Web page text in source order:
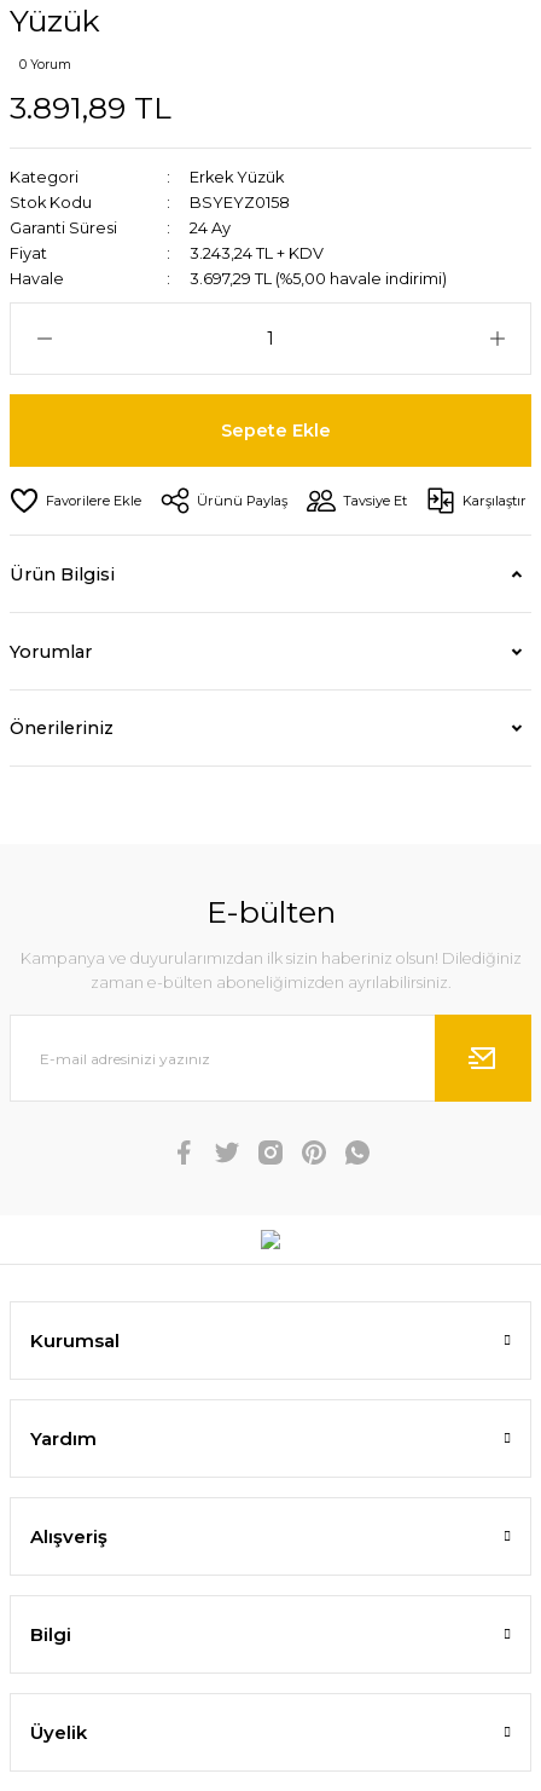
Yüzük
0 Yorum
3.891,89 TL
Kategori
Erkek Yüzük
Stok Kodu
BSYEYZ0158
Garanti Süresi
24 Ay
Fiyat
3.243,24 TL + KDV
Havale
3.697,29 TL (%5,00 havale indirimi)
Sepete Ekle
Ürünü Paylaş Tavsiye Et Karşılaştır
Ürün Bilgisi
Yorumlar
Önerileriniz
E-bülten
Kampanya ve duyurularımızdan ilk sizin haberiniz olsun! Dilediğiniz
zaman e-bülten aboneliğimizden ayrılabilirsiniz.
Kurumsal
Yardım
Alışveriş
Bilgi
Üyelik